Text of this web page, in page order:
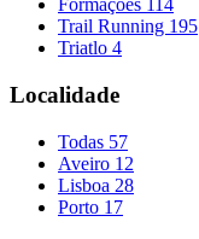
Formações 114
Trail Running 195
Triatlo 4
Localidade
Todas 57
Aveiro 12
Lisboa 28
Porto 17